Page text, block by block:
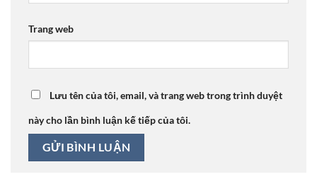
Trang web
Lưu tên của tôi, email, và trang web trong trình duyệt
này cho lần bình luận kế tiếp của tôi.